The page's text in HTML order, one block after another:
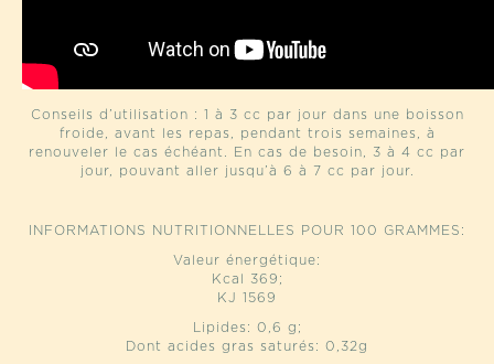
Conseils d’utilisation : 1 à 3 cc par jour dans une boisson
froide, avant les repas, pendant trois semaines, à
renouveler le cas échéant. En cas de besoin, 3 à 4 cc par
jour, pouvant aller jusqu’à 6 à 7 cc par jour.
INFORMATIONS NUTRITIONNELLES POUR 100 GRAMMES:
Valeur énergétique:
Kcal 369;
KJ 1569
Lipides: 0,6 g;
Dont acides gras saturés: 0,32g